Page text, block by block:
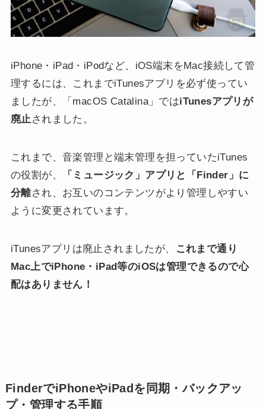
iPhone・iPad・iPodなど、iOS端末をMac接続して管
理するには、これまでiTunesアプリを必ず使ってい
ましたが、「macOS Catalina」ではiTunesアプリが
廃止 されました。
これまで、音楽管理と端末管理を担っていたiTunes
の役割が、
「ミュージック」アプリと「Finder」に
分離され、お互いのコンテンツがより管理しやすい
ように変更されています。
iTunesアプリは廃止されましたが、
これまで通り
Mac上でiPhone・iPad等のiOSは管理できるので心
配はありません！
FinderでiPhoneやiPadを同期・バックアッ
プ・管理する手順